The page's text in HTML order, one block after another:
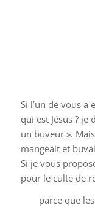
Si l’un de vous
qui est Jésus ?
un buveur ».
mangeait et
Si je vous
pour le culte de
parce que